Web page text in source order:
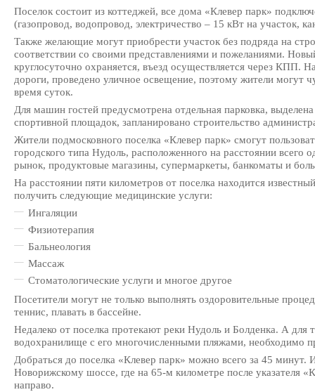
Поселок состоит из коттеджей, все дома «Клевер парк»
(газопровод, водопровод, электричество – 15 кВт на участок,
Также желающие могут приобрести участок без подряда на
соответствии со своими представлениями и пожеланиями.
круглосуточно охраняется, въезд осуществляется через КПП.
дороги, проведено уличное освещение, поэтому жители могут
время суток.
Для машин гостей предусмотрена отдельная парковка,
спортивной площадок, запланировано строительство
Жители подмосковного поселка «Клевер парк» смогут
городского типа Нудоль, расположенного на расстоянии всего
рынок, продуктовые магазины, супермаркеты, банкоматы и
На расстоянии пяти километров от поселка находится
получить следующие медицинские услуги:
Ингаляции
Физиотерапия
Бальнеология
Массаж
Стоматологические услуги и многое другое
Посетители могут не только выполнять оздоровительные
теннис, плавать в бассейне.
Недалеко от поселка протекают реки Нудоль и Болденка. А для
водохранилище с его многочисленными пляжами, необходимо
Добраться до поселка «Клевер парк» можно всего за 45 минут.
Новорижскому шоссе, где на 65-м километре после указателя
направо.